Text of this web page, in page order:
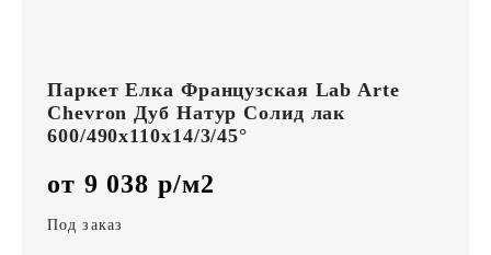
Паркет Елка Французская Lab Arte
Chevron Дуб Натур Солид лак
600/490х110х14/3/45°
от 9 038 р/м2
Под заказ